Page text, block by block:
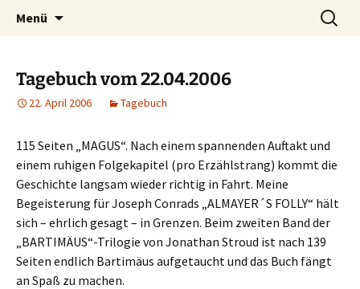
Timo Bader
Willkommen im Reich der Geschichten
Menü
Tagebuch vom 22.04.2006
22. April 2006 Tagebuch
115 Seiten „MAGUS“. Nach einem spannenden Auftakt und
einem ruhigen Folgekapitel (pro Erzählstrang) kommt die
Geschichte langsam wieder richtig in Fahrt. Meine
Begeisterung für Joseph Conrads „ALMAYER´S FOLLY“ hält
sich – ehrlich gesagt – in Grenzen. Beim zweiten Band der
„BARTIMÄUS“-Trilogie von Jonathan Stroud ist nach 139
Seiten endlich Bartimäus aufgetaucht und das Buch fängt
an Spaß zu machen.